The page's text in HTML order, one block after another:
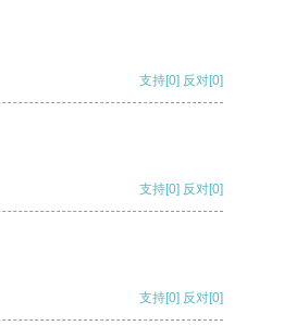
支持[0] 反对[0]
支持[0] 反对[0]
支持[0] 反对[0]